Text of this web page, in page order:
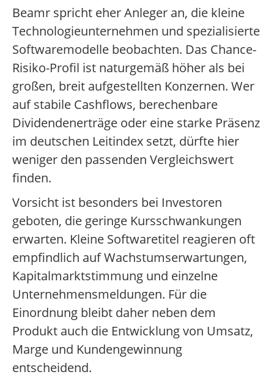
Beamr spricht eher Anleger an, die kleine
Technologieunternehmen und spezialisierte
Softwaremodelle beobachten. Das Chance-
Risiko-Profil ist naturgemäß höher als bei
großen, breit aufgestellten Konzernen. Wer
auf stabile Cashflows, berechenbare
Dividendenerträge oder eine starke Präsenz
im deutschen Leitindex setzt, dürfte hier
weniger den passenden Vergleichswert
finden.
Vorsicht ist besonders bei Investoren
geboten, die geringe Kursschwankungen
erwarten. Kleine Softwaretitel reagieren oft
empfindlich auf Wachstumserwartungen,
Kapitalmarktstimmung und einzelne
Unternehmensmeldungen. Für die
Einordnung bleibt daher neben dem
Produkt auch die Entwicklung von Umsatz,
Marge und Kundengewinnung
entscheidend.